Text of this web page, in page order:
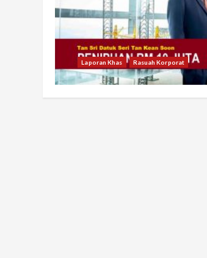
Laporan Khas Rasuah Korporat